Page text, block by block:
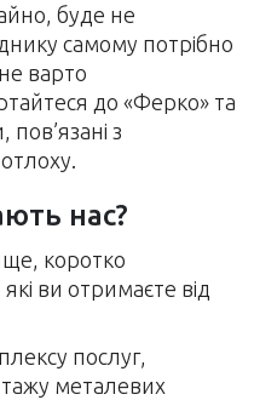
буде не
самому потрібно
варто
до «Ферко» та
з
нас?
коротко
ви отримаєте від
послуг,
металевих